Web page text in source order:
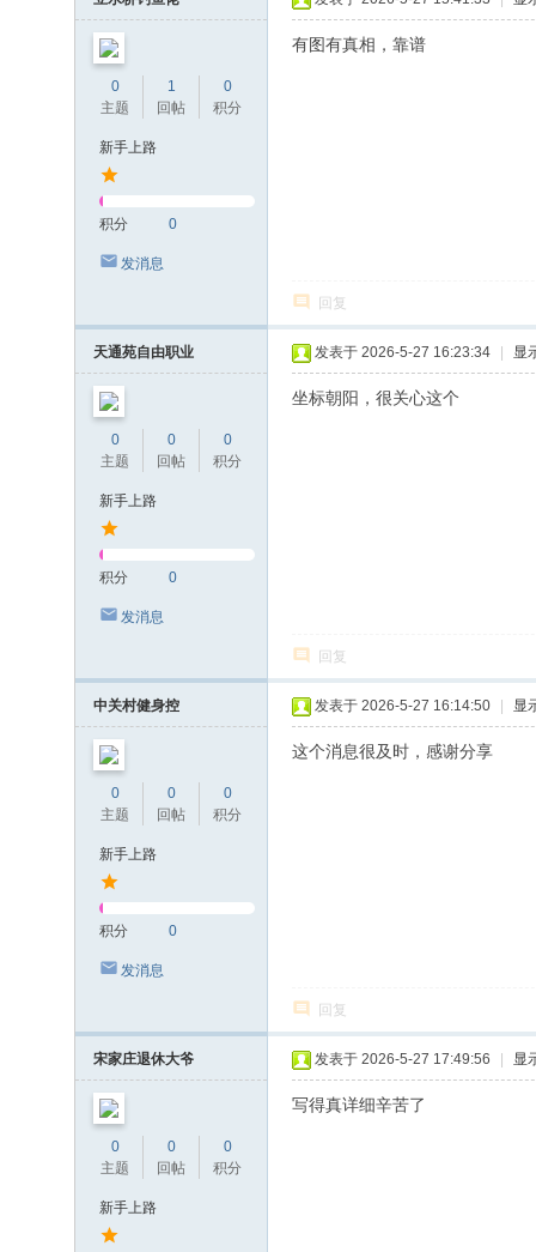
0
主题
1
回帖
0
积分
新手上路
积分 0
发消息
有图有真相，靠谱
回复
天通苑自由职业
0
主题
0
回帖
0
积分
新手上路
积分 0
发消息
发表于 2026-5-27 16:23:34 显
坐标朝阳，很关心这个
回复
中关村健身控
0
主题
0
回帖
0
积分
新手上路
积分 0
发消息
发表于 2026-5-27 16:14:50 显
这个消息很及时，感谢分享
回复
宋家庄退休大爷
0
主题
0
回帖
0
积分
新手上路
发表于 2026-5-27 17:49:56 显
写得真详细辛苦了